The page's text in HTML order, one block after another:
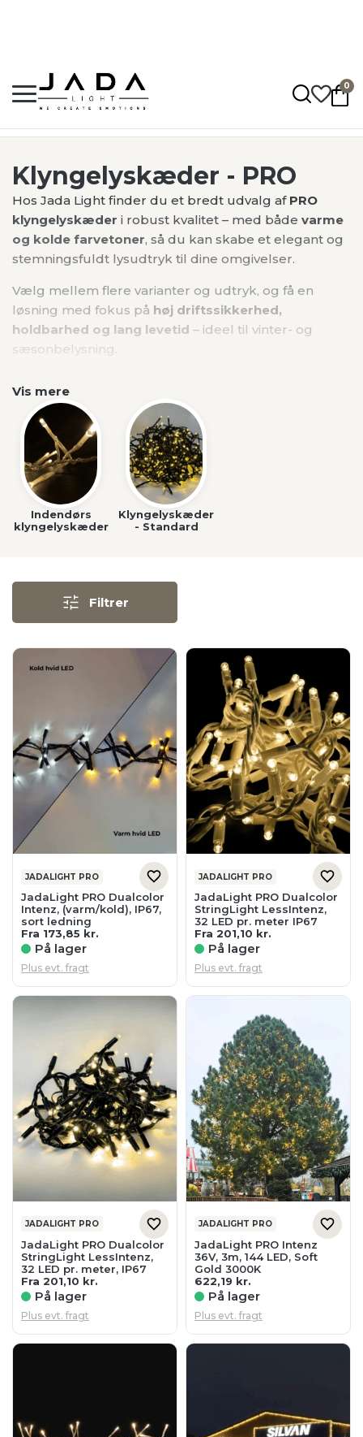
Klyngelyskæder - PRO
Hos Jada Light finder du et bredt udvalg af PRO
klyngelyskæder i robust kvalitet – med både varme
og kolde farvetoner, så du kan skabe et elegant og
stemningsfuldt lysudtryk til dine omgivelser.
Vælg mellem flere varianter og udtryk, og få en
løsning med fokus på høj driftssikkerhed,
holdbarhed og lang levetid – ideel til vinter- og
sæsonbelysning.
Vis mere
Indendørs
klyngelyskæder
Klyngelyskæder
- Standard
Filtrer
JADALIGHT PRO
JadaLight PRO Dualcolor
Intenz, (varm/kold), IP67,
sort ledning
Fra 173,85 kr.
På lager
Plus evt. fragt
JADALIGHT PRO
JadaLight PRO Dualcolor
StringLight LessIntenz,
32 LED pr. meter IP67
Fra 201,10 kr.
På lager
Plus evt. fragt
JADALIGHT PRO
JadaLight PRO Dualcolor
StringLight LessIntenz,
32 LED pr. meter, IP67
Fra 201,10 kr.
På lager
Plus evt. fragt
JADALIGHT PRO
JadaLight PRO Intenz
36V, 3m, 144 LED, Soft
Gold 3000K
622,19 kr.
På lager
Plus evt. fragt